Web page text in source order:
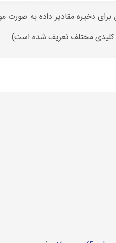
کلیدی مختلف تعریف شده است)